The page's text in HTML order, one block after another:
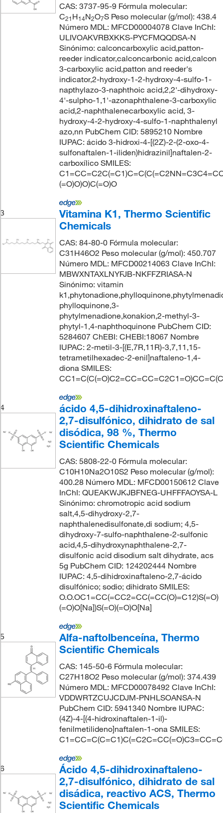
CAS: 3737-95-9 Fórmula molecular:
C21H14N2O7S Peso molecular (g/mol): 438.4
Número MDL: MFCD00004078 Clave InChI:
ULIVOAKVRBXKKS-PYCFMQQDSA-N
Sinónimo: calconcarboxylic acid,patton-
reeder indicator,calconcarbonic acid,calcon
3-carboxylic acid,patton and reeder's
indicator,2-hydroxy-1-2-hydroxy-4-sulfo-1-
napthylazo-3-naphthoic acid,2,2'-dihydroxy-
4'-sulpho-1,1'-azonaphthalene-3-carboxylic
acid,2-naphthalenecarboxylic acid, 3-
hydroxy-4-2-hydroxy-4-sulfo-1-naphthalenyl
azo,nn PubChem CID: 5895210 Nombre
IUPAC: ácido 3-hidroxi-4-[(2Z)-2-(2-oxo-4-
sulfonaftalen-1-iliden)hidrazinil]naftalen-2-
carboxílico SMILES:
(=O)O)O)C(=O)O
3
Vitamina K1, Thermo Scientific
Chemicals
CAS: 84-80-0 Fórmula molecular:
C31H46O2 Peso molecular (g/mol): 450.707
Número MDL: MFCD00214063 Clave InChI:
MBWXNTAXLNYFJB-NKFFZRIASA-N
Sinónimo: vitamin
phylloquinone,3-
phytylmenadione,konakion,2-methyl-3-
phytyl-1,4-naphthoquinone PubChem CID:
5284607 ChEBI: CHEBI:18067 Nombre
IUPAC: 2-metil-3-[(E,7R,11R)-3,7,11,15-
tetrametilhexadec-2-enil]naftaleno-1,4-
diona SMILES:
4
ácido 4,5-dihidroxinaftaleno-
2,7-disulfónico, dihidrato de sal
disódica, 98 %, Thermo
Scientific Chemicals
CAS: 5808-22-0 Fórmula molecular:
C10H10Na2O10S2 Peso molecular (g/mol):
400.28 Número MDL: MFCD00150612 Clave
InChI: QUEAKWJKJBFNEG-UHFFFAOYSA-L
Sinónimo: chromotropic acid sodium
salt,4,5-dihydroxy-2,7-
naphthalenedisulfonate,di sodium; 4,5-
dihydroxy-7-sulfo-naphthalene-2-sulfonic
acid,4,5-dihydroxynaphthalene-2,7-
disulfonic acid disodium salt dihydrate, acs
5g PubChem CID: 124202444 Nombre
IUPAC: 4,5-dihidroxinaftaleno-2,7-ácido
disulfónico; sodio; dihidrato SMILES:
O.O.OC1=CC(=CC2=CC(=CC(O)=C12)S(=O)
(=O)O[Na])S(=O)(=O)O[Na]
5
Alfa-naftolbenceína, Thermo
Scientific Chemicals
CAS: 145-50-6 Fórmula molecular:
C27H18O2 Peso molecular (g/mol): 374.439
Número MDL: MFCD00078492 Clave InChI:
VDDWRTZCUJCDJM-PNHLSOANSA-N
PubChem CID: 5941340 Nombre IUPAC:
(4Z)-4-[(4-hidroxinaftalen-1-il)-
fenilmetilideno]naftalen-1-ona SMILES:
6
Ácido 4,5-dihidroxinaftaleno-
2,7-disulfónico, dihidrato de sal
disádica, reactivo ACS, Thermo
Scientific Chemicals